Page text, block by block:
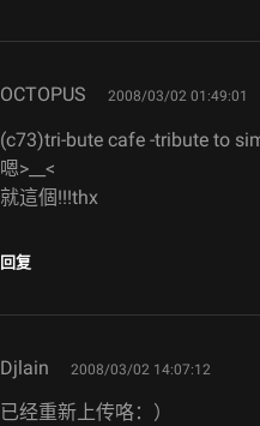
OCTOPUS says:
2008/03/02 01:49:01
(c73)tri-bute cafe -tribute to
嗯>__<
就這個!!!thx
回复
Djlain says:
2008/03/02 14:07:12
已经重新上传咯：）